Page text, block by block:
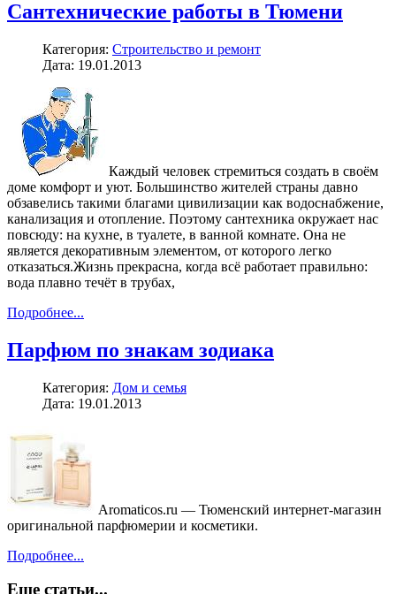
Сантехнические работы в Тюмени
Категория: Строительство и ремонт
Дата: 19.01.2013
Каждый человек стремиться создать в своём
доме комфорт и уют. Большинство жителей страны давно
обзавелись такими благами цивилизации как водоснабжение,
канализация и отопление. Поэтому сантехника окружает нас
повсюду: на кухне, в туалете, в ванной комнате. Она не
является декоративным элементом, от которого легко
отказаться.Жизнь прекрасна, когда всё работает правильно:
вода плавно течёт в трубах,
Подробнее...
Парфюм по знакам зодиака
Категория: Дом и семья
Дата: 19.01.2013
Aromaticos.ru — Тюменский интернет-магазин
оригинальной парфюмерии и косметики.
Подробнее...
Еще статьи...